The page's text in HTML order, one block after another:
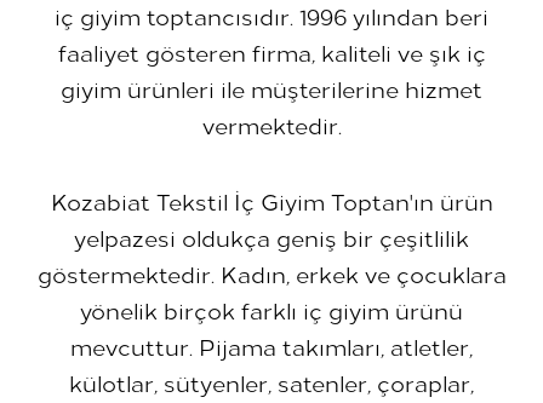
iç giyim toptancısıdır. 1996 yılından beri
faaliyet gösteren firma, kaliteli ve şık iç
giyim ürünleri ile müşterilerine hizmet
vermektedir.
Kozabiat Tekstil İç Giyim Toptan'ın ürün
yelpazesi oldukça geniş bir çeşitlilik
göstermektedir. Kadın, erkek ve çocuklara
yönelik birçok farklı iç giyim ürünü
mevcuttur. Pijama takımları, atletler,
külotlar, sütyenler, satenler, çoraplar,